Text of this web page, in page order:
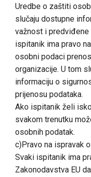
Uredbe o zaštiti
slučaju dostupne
važnost i
ispitanik ima pravo
osobni podaci
organizacije. U tom
informaciju o
prijenosu podataka.
Ako ispitanik želi
svakom trenutku
osobnih podatak.
c)Pravo na ispravak
Svaki ispitanik ima
Zakonodavstva EU